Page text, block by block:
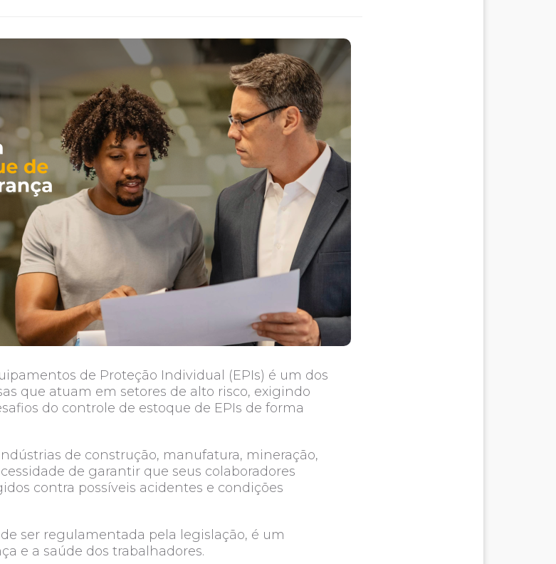
de Proteção Individual (EPIs) é um dos
que atuam em setores de alto risco, exigindo
do controle de estoque de EPIs de forma
de construção, manufatura, mineração,
de garantir que seus colaboradores
contra possíveis acidentes e condições
ser regulamentada pela legislação, é um
e a saúde dos trabalhadores.